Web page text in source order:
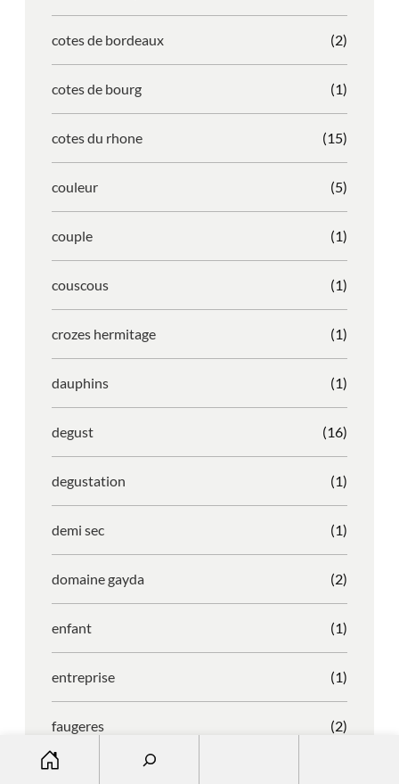
cotes de bordeaux (2)
cotes de bourg (1)
cotes du rhone (15)
couleur (5)
couple (1)
couscous (1)
crozes hermitage (1)
dauphins (1)
degust (16)
degustation (1)
demi sec (1)
domaine gayda (2)
enfant (1)
entreprise (1)
faugeres (2)
faustino